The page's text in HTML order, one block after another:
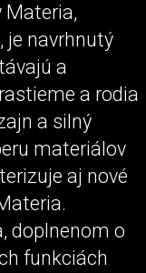
Materia,
je navrhnutý
a
a rodia
a silný
materiálov
aj nové
doplnenom o
funkciách